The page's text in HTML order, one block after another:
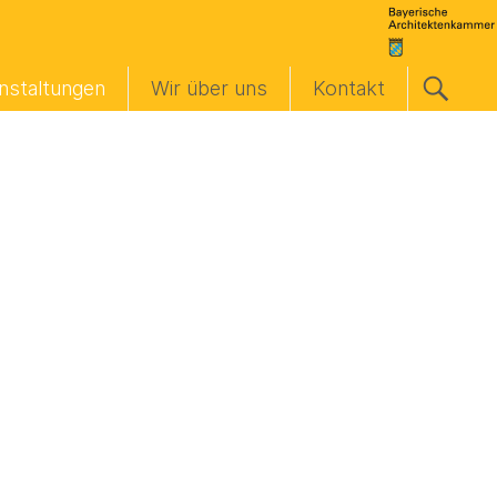
Wir über uns Kontakt